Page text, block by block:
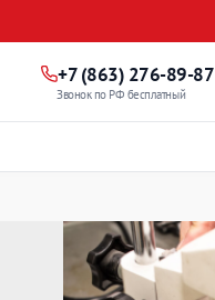
+7 (863) 276-89-87
Звонок по РФ бесплатный